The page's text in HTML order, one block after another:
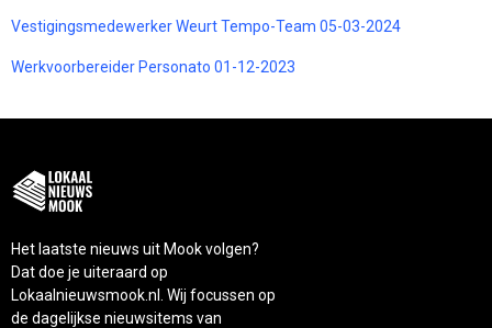
Vestigingsmedewerker Weurt Tempo-Team 05-03-2024
Werkvoorbereider Personato 01-12-2023
Het laatste nieuws uit Mook volgen?
Dat doe je uiteraard op
Lokaalnieuwsmook.nl. Wij focussen op
de dagelijkse nieuwsitems van